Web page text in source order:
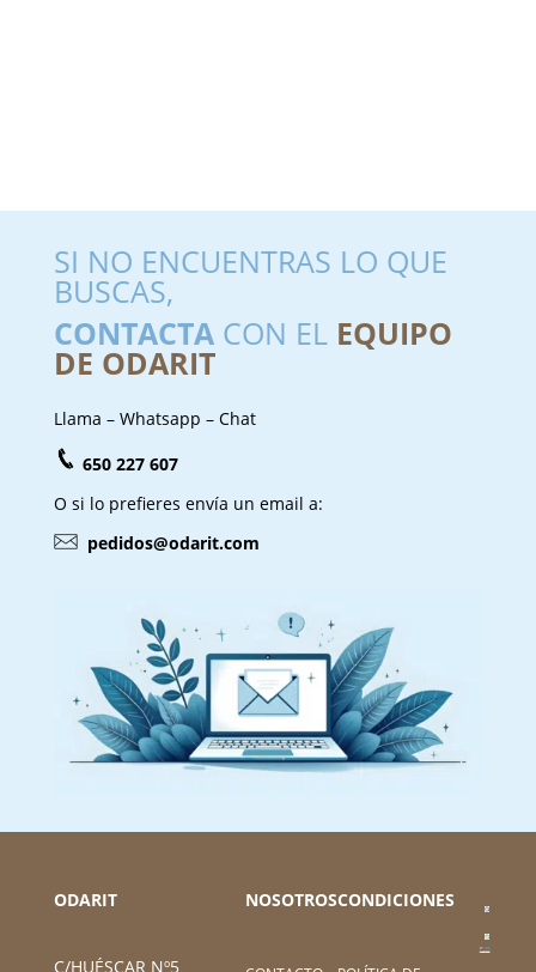
SI NO ENCUENTRAS LO QUE
BUSCAS,
CONTACTACON EL EQUIPO
DE ODARIT
Llama – Whatsapp – Chat
650 227 607
O si lo prefieres envía un email a:
pedidos@odarit.com
ODARIT
C/HUÉSCAR Nº5
NOSOTROSCONDICIONES